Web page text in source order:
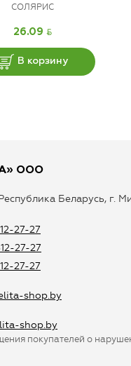
СОЛЯРИС
26.09 BYN
В корзину
ООО
Беларусь, г.
27-27
27-27
27-27
shop.by
shop.by
покупателей о